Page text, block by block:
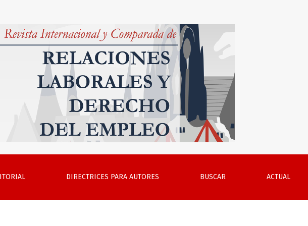
DIRECTRICES PARA AUTORES BUSCAR ACTUAL